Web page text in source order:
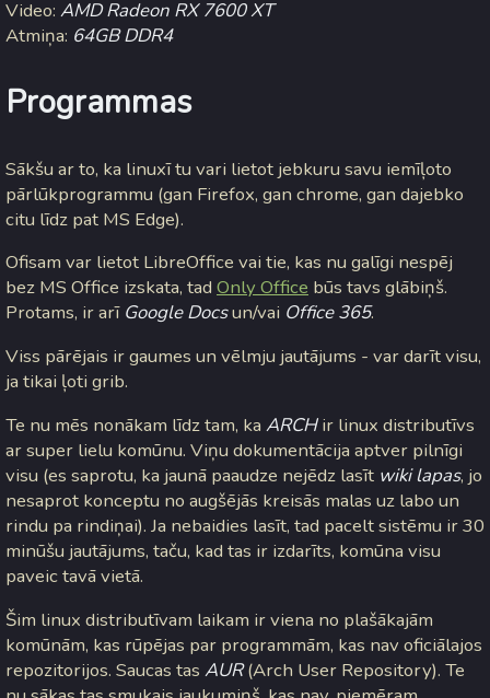
Video: AMD Radeon RX 7600 XT
Atmiņa: 64GB DDR4
Programmas
Sākšu ar to, ka linuxī tu vari lietot jebkuru savu iemīļoto
pārlūkprogrammu (gan Firefox, gan chrome, gan dajebko
citu līdz pat MS Edge).
Ofisam var lietot LibreOffice vai tie, kas nu galīgi nespēj
bez MS Office izskata, tad Only Office būs tavs glābiņš.
Protams, ir arī Google Docsun/vai Office 365.
Viss pārējais ir gaumes un vēlmju jautājums - var darīt visu,
ja tikai ļoti grib.
Te nu mēs nonākam līdz tam, ka ARCHir linux distributīvs
ar super lielu komūnu. Viņu dokumentācija aptver pilnīgi
visu (es saprotu, ka jaunā paaudze nejēdz lasīt wiki lapas, jo
nesaprot konceptu no augšējās kreisās malas uz labo un
rindu pa rindiņai). Ja nebaidies lasīt, tad pacelt sistēmu ir 30
minūšu jautājums, taču, kad tas ir izdarīts, komūna visu
paveic tavā vietā.
Šim linux distributīvam laikam ir viena no plašākajām
komūnām, kas rūpējas par programmām, kas nav oficiālajos
repozitorijos. Saucas tas AUR(Arch User Repository). Te